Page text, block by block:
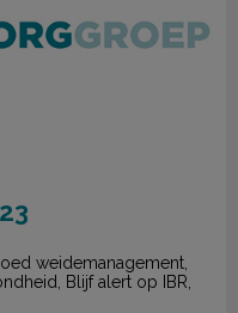
weidemanagement,
Blijf alert op IBR,